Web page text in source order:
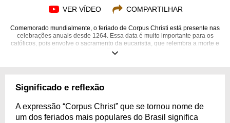
VER VÍDEO COMPARTILHAR
Comemorado mundialmente, o feriado de Corpus Christi está presente nas
celebrações anuais desde 1264. Essa data é muito importante para os
católicos, pois envolve o sacramento da eucaristia, que relembra a morte e
a ressurreição de Jesus Cristo. Em algumas cidades do país, a maior
toda a história que envolve essa data e fique por dentro das tradições
Significado e reflexão
A expressão “Corpus Christ” que se tornou nome de
um dos feriados mais populares do Brasil significa